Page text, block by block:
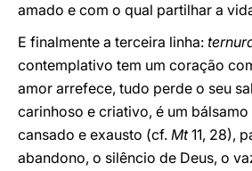
amado e com o qual partilhar a
E finalmente a terceira linha:
contemplativo tem um coração
amor arrefece, tudo perde o seu
carinhoso e criativo, é um bálsamo
cansado e exausto (cf. Mt11, 28),
abandono, o silêncio de Deus, o